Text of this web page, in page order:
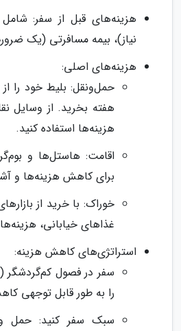
هزینه‌های قبل از سفر:
نیاز)، بیمه مسافرتی (یک
هزینه‌های اصلی:
حمل‌ونقل: بلیط خود را
هفته بخرید. از وسایل
هزینه‌ها استفاده کنید.
اقامت: هاستل‌ها و
برای کاهش هزینه‌ها و
خوراک: با خرید از
غذاهای خیابانی،
استراتژی‌های کاهش هزینه:
را به طور قابل توجهی
سبک سفر کنید: حمل